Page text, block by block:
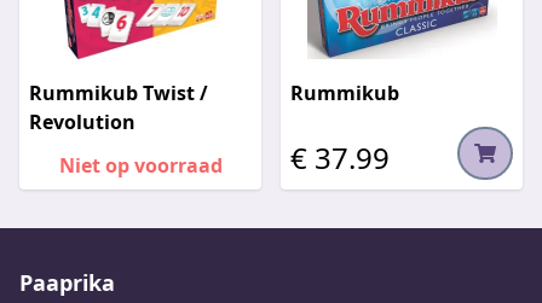
Rummikub Twist /
Revolution
Niet op voorraad
Rummikub
€ 37.99
Paaprika